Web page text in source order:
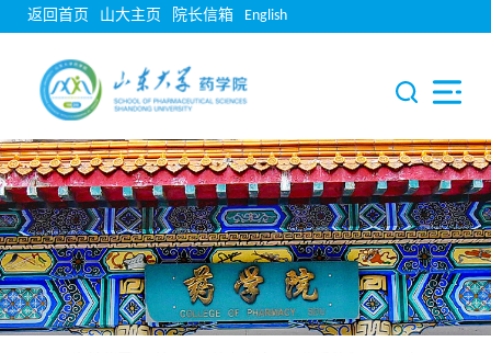
返回首页 山大主页 院长信箱 English